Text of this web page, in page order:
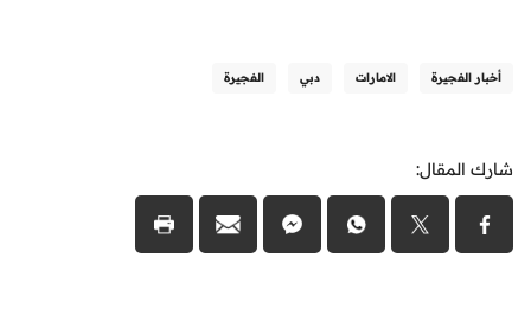
أخبار الفجيرة الامارات دبي الفجيرة
شارك المقال: